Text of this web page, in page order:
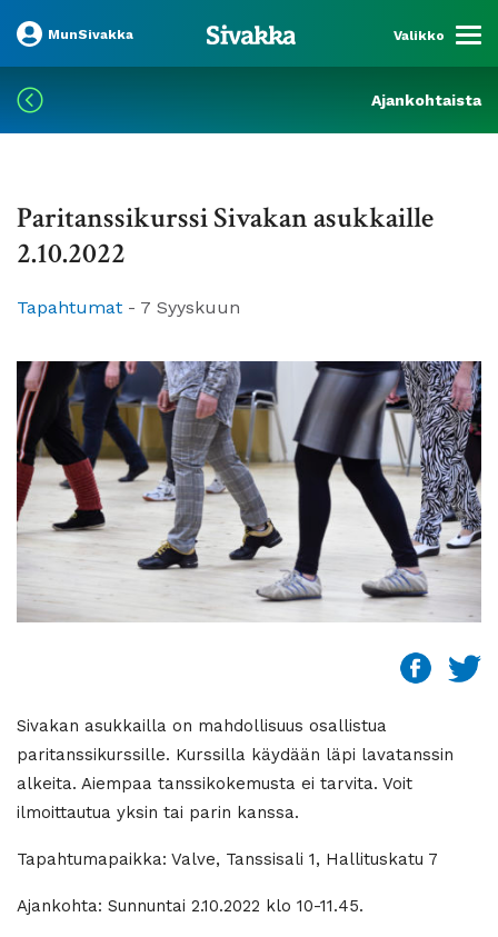
MunSivakka Valikko
Ajankohtaista
Paritanssikurssi Sivakan asukkaille
2.10.2022
Tapahtumat - 7 Syyskuun
Sivakan asukkailla on mahdollisuus osallistua
paritanssikurssille. Kurssilla käydään läpi lavatanssin
alkeita. Aiempaa tanssikokemusta ei tarvita. Voit
ilmoittautua yksin tai parin kanssa.
Tapahtumapaikka: Valve, Tanssisali 1, Hallituskatu 7
Ajankohta: Sunnuntai 2.10.2022 klo 10-11.45.